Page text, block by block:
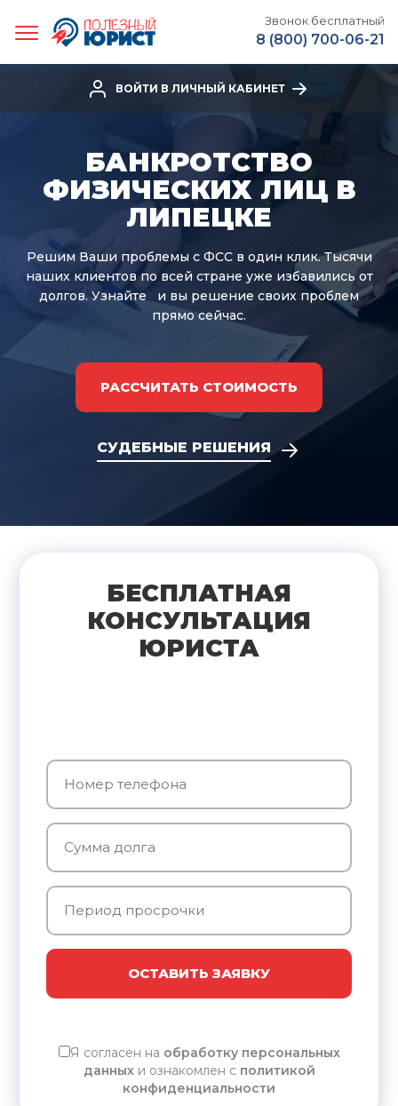
Звонок бесплатный
8 (800) 700-06-21
ВОЙТИ В ЛИЧНЫЙ КАБИНЕТ
БАНКРОТСТВО
ФИЗИЧЕСКИХ ЛИЦ В
ЛИПЕЦКЕ
Решим Ваши проблемы с ФСС в один клик.Тысячи
наших клиентов по всей стране уже избавились от
долгов. Узнайте
и вы решение своих проблем
прямо сейчас.
РАССЧИТАТЬ СТОИМОСТЬ
СУДЕБНЫЕ РЕШЕНИЯ
БЕСПЛАТНАЯ
КОНСУЛЬТАЦИЯ
ЮРИСТА
ОСТАВИТЬ ЗАЯВКУ
Я согласен на обработку персональных
данныхи ознакомлен с политикой
конфиденциальности